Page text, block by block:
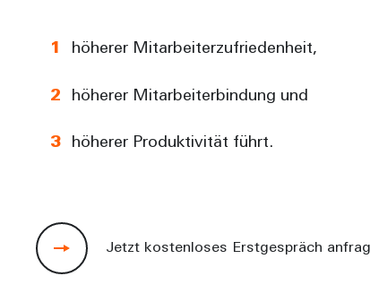
höherer Mitarbeiterzufriedenheit,
höherer Mitarbeiterbindung und
höherer Produktivität führt.
Jetzt kostenloses Erstgespräch